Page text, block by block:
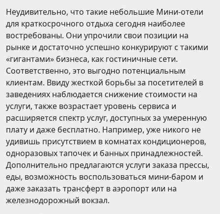
Неудивительно, что такие небольшие Мини-отели
для краткосрочного отдыха сегодня наиболее
востребованы. Они упрочили свои позиции на
рынке и достаточно успешно конкурируют с такими
«гигантами» бизнеса, как гостиничные сети.
Соответственно, это выгодно потенциальным
клиентам. Ввиду жесткой борьбы за посетителей в
заведениях наблюдается снижение стоимости на
услуги, также возрастает уровень сервиса и
расширяется спектр услуг, доступных за умеренную
плату и даже бесплатно. Например, уже никого не
удивишь присутствием в комнатах кондиционеров,
одноразовых тапочек и банных принадлежностей.
Дополнительно предлагаются услуги заказа прессы,
еды, возможность воспользоваться мини-баром и
даже заказать трансферт в аэропорт или на
железнодорожный вокзал.